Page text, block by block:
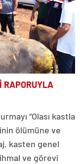
RAPORUYLA
“Olası kastla
ölümüne ve
kasten genel
ve görevi